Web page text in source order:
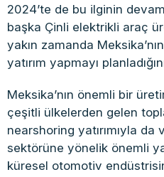
2024’te de bu ilginin
başka Çinli elektrikli araç
yakın zamanda
yatırım yapmayı
Meksika’nın önemli bir
çeşitli ülkelerden gelen
nearshoring yatırımıyla da
sektörüne yönelik önemli
küresel otomotiv